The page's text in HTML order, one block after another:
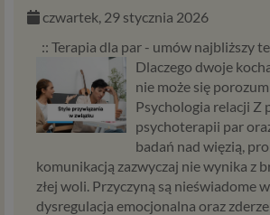
czwartek, 29 stycznia 2026
:: Terapia dla par - umów najbliższy
Dlaczego dwoje
nie może się
Psychologia relacji Z
psychoterapii par
badań nad więzią,
komunikacją zazwyczaj nie wynika z
złej woli. Przyczyną są nieświadome
dysregulacja emocjonalna oraz
Jeśli udzieliłeś zgody na
możesz ją w każdej chwili wycofać.
Masz również prawo żądania
danych osobowych, ich
ograniczenia przetwarzania,
danych, wyrażenia sprzeciwu
danych oraz prawo do wniesienia
nadzorczego – GIODO.
przysługują także w przypadku
przetwarzania danych przez